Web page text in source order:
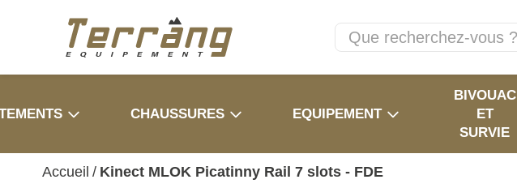
CHAUSSURES EQUIPEMENT
BIVOUAC
ET
SURVIE
Accueil / Kinect MLOK Picatinny Rail 7 slots - FDE